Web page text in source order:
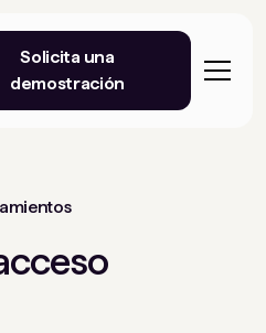
Solicita una
demostración